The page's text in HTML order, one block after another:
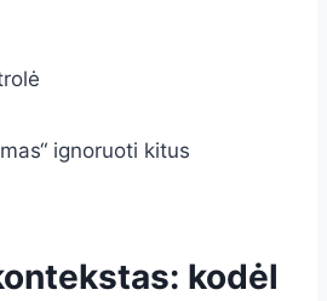
ignoruoti kitus
kodėl